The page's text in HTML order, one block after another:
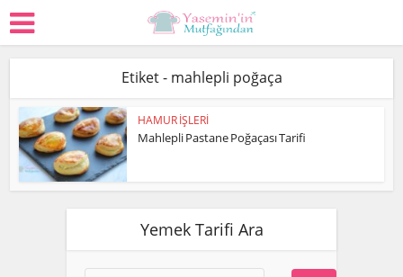
Etiket - mahlepli poğaça
HAMUR İŞLERİ
Mahlepli Pastane Poğaçası Tarifi
Yemek Tarifi Ara